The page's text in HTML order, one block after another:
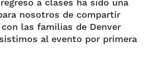
a clases ha sido una
nosotros de compartir
las familias de Denver
al evento por primera